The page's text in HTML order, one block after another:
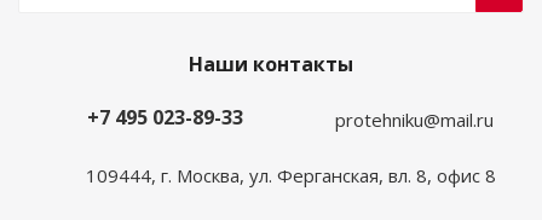
Наши контакты
+7 495 023-89-33
protehniku@mail.ru
109444, г. Москва, ул. Ферганская, вл. 8, офис 8